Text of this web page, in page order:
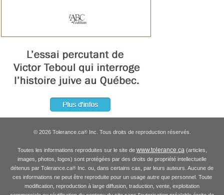
© 2026 Tolerance.ca®Inc. Tous droits de reproduction réservés.
Toutes les informations reproduites sur le site de www.tolerance.ca (articles,
images, photos, logos) sont protégées par des droits de propriété intellectuelle
détenus par Tolerance.ca® Inc. ou, dans certains cas, par leurs auteurs. Aucune de
ces informations ne peut être reproduite pour un usage autre que personnel. Toute
modification, reproduction à large diffusion, traduction, vente, exploitation